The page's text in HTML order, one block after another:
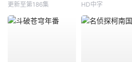
更新至第186集 HD中字